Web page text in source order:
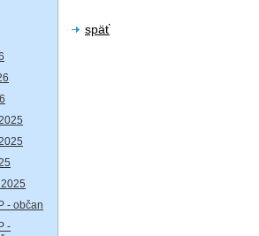
- občan
-
späť